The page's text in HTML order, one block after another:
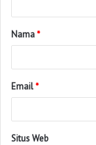
Nama*
Email*
Situs Web